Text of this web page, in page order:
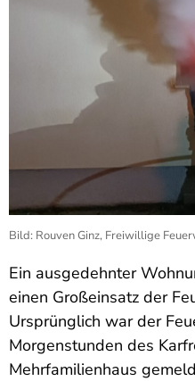
Bild: Rouven Ginz, Freiwillige
Ein ausgedehnter
einen Großeinsatz der
Ursprünglich war der
Morgenstunden des
Mehrfamilienhaus